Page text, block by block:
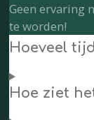
Geen ervaring
te worden!
Hoeveel
Hoe ziet